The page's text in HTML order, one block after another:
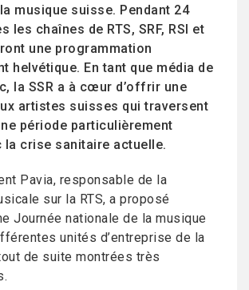
musique suisse. Pendant 24
les chaînes de RTS, SRF, RSI et
une programmation
helvétique. En tant que média de
la SSR a à cœur d’offrir une
artistes suisses qui traversent
période particulièrement
crise sanitaire actuelle.
Pavia, responsable de la
sur la RTS, a proposé
Journée nationale de la musique
unités d’entreprise de la
de suite montrées très